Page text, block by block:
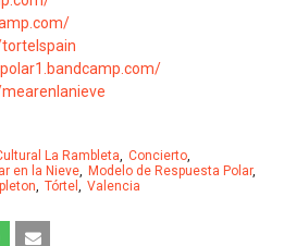
La Rambleta
Concierto
en la Nieve
Modelo de Respuesta Polar
Tórtel Valencia